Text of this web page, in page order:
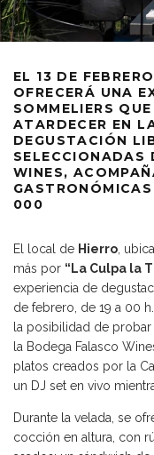
EL 13 DE
OFRECERÁ UNA
SOMMELIERS
ATARDECER EN
DEGUSTACIÓN
SELECCIONADAS
WINES,
000
El local de Hierro ,
más por “La Culpa la
experiencia de
de febrero, de 19 a 00
la posibilidad de
la Bodega Falasco
platos creados por la
un DJ set en vivo
Durante la velada, se
cocción en altura, con